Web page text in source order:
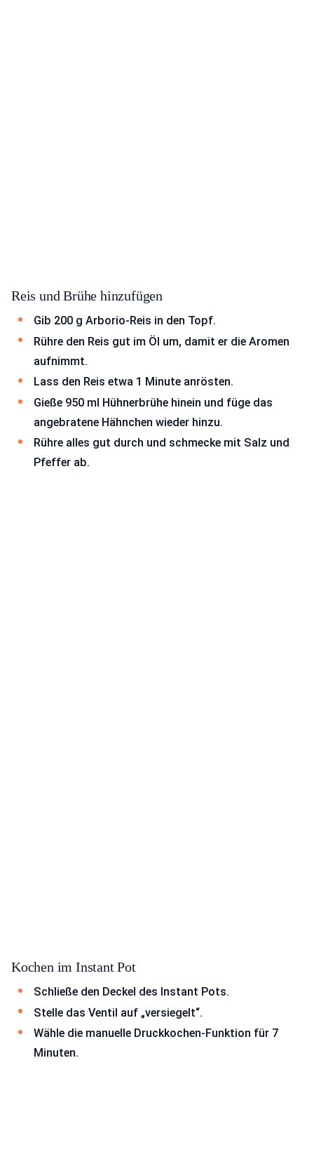
Reis und Brühe hinzufügen
Gib 200 g Arborio-Reis in den Topf.
Rühre den Reis gut im Öl um, damit er die Aromen
aufnimmt.
Lass den Reis etwa 1 Minute anrösten.
Gieße 950 ml Hühnerbrühe hinein und füge das
angebratene Hähnchen wieder hinzu.
Rühre alles gut durch und schmecke mit Salz und
Pfeffer ab.
Kochen im Instant Pot
Schließe den Deckel des Instant Pots.
Stelle das Ventil auf „versiegelt“.
Wähle die manuelle Druckkochen-Funktion für 7
Minuten.